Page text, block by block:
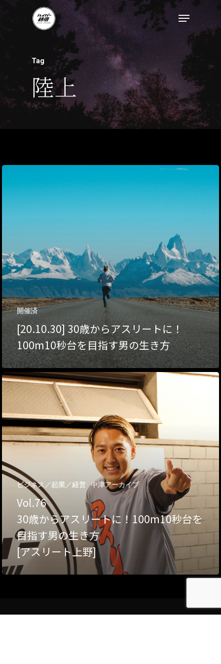
Tag
陸上
開催済
[20.10.30] 30歳からアスリートに！
100m10秒台を目指す男の生き方
ビジネス／起業／経営 中津アーカイブ
Vol.76
30歳からアスリートに！100m10秒台を
目指す男の生き方
[アスリート上野]
トップページ
ハイパー縁側とは
ハイパー縁側@中津
ハイパー縁側@天満
ハイパー縁側@中山
ハイパー縁側@私市
ハイパー縁側@夢キ
ハイパー縁側@東本
ハイパー縁側@阿倍
ハイパー縁側@新京
ハイパー縁側@塩屋
ハイパー縁側@梅田
祭
ハイパー縁側@車山
Archives
Archives リスト表示
Category
アート／文化／音楽
クラフト
コミュニティ／まちづ
ビジネス／起業／経営
医療／健康／福祉
食
アクセス
お問い合わせ
About Hyper Engawa
info@hyper-
F: